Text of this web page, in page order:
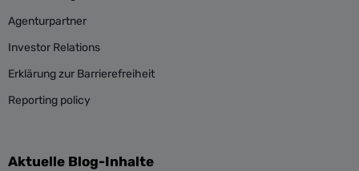
Agenturpartner
Investor Relations
Erklärung zur Barrierefreiheit
Reporting policy
Aktuelle Blog-Inhalte